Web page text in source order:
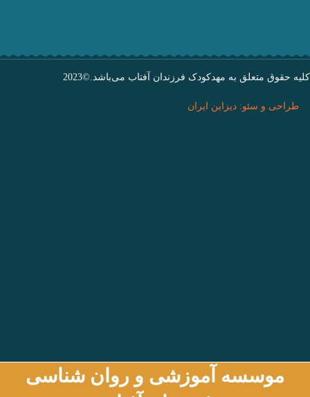
کلیه حقوق متعلق به مهدکودک فرزندان آفتاب می‌باشد.©2023
طراحی و سئو: دیزاین ایران
موسسه آموزشی و روان شناسی